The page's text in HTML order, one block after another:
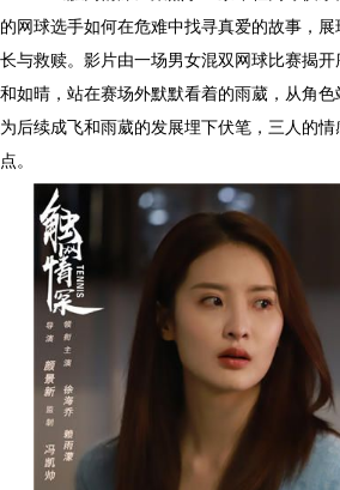
的网球选手如何在危难中找寻真爱的故事，
长与救赎。影片由一场男女混双网球比赛揭
和如晴，站在赛场外默默看着的雨葳，从角
为后续成飞和雨葳的发展埋下伏笔，三人的
点。